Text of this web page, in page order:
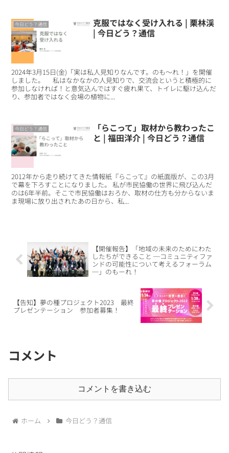
今日どう？通信
克服ではなく受け入れる | 栗林渓
| 今日どう？通信
2024年3月15日(金)「実は私人見知りなんです。のも～れ！」を開催
しました。 私はなかなかの人見知りで、交流会というと積極的に
参加しなければ！と意気込んではすぐ疲れ果て、トイレに駆け込んだ
り、参加者ではなく会場の植物に...
今日どう？通信
「らこって」取材から教わったこ
と | 福田洋介 | 今日どう？通信
2012年から走り続けてきた情報紙『らこって』の紙面版が、この3月
で幕を下ろすことになりました。 私が市民協働の世界に飛び込んだ
のは6年半前。そこで市民協働はおろか、取材の仕方も分からないま
ま現場に放り出されたあの日から、私...
【開催報告】「地域の未来のためにわた
したちができること ─コミュニティファ
ンドの可能性について考えるフォーラム
─」のもーれ！
【告知】夢の種プロジェクト2023 最終
プレゼンテーション 参加者募集！
コメント
コメントを書き込む
ホーム 今日どう？通信